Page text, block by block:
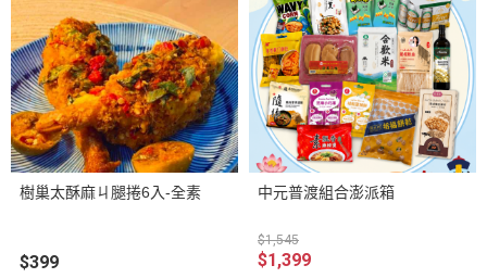
樹巢太酥麻ㄐ腿捲6入-全素
$399
中元普渡組合澎派箱
$1,545
$1,399